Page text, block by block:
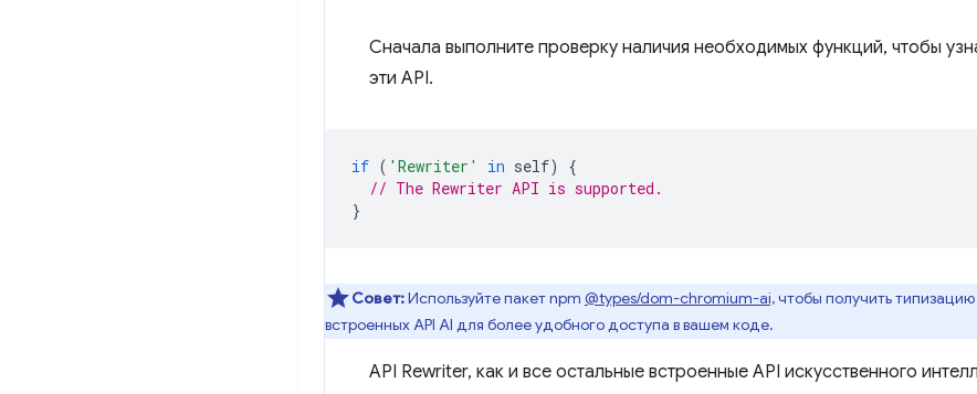
Сначала выполните проверку наличия необходимых функций, чтобы
эти API.
if ( 'Rewriter' in self)
{
// The Rewriter API is supported.
}
Совет:Используйте пакет npm @types/dom-chromium-ai,чтобы получить
встроенных API AI для более удобного доступа в вашем коде.
API Rewriter, как и все остальные встроенные API искусственного